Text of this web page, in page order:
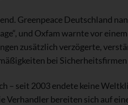
Greenpeace Deutschland
und Oxfam warnte vor
zusätzlich verzögerte,
bei Sicherheitsfirmen
– seit 2003 endete keine
Verhandler bereiten sich auf